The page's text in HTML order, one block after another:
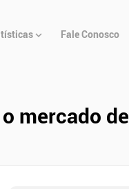
Fale Conosco
mercado